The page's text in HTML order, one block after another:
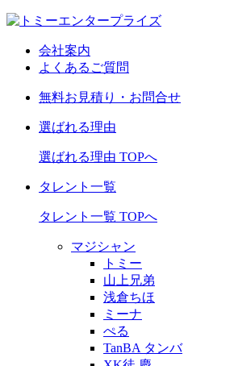
会社案内
よくあるご質問
無料お見積り・お問合せ
選ばれる理由
選ばれる理由 TOPへ
タレント一覧
タレント一覧 TOPへ
マジシャン
トミー
山上兄弟
浅倉ちほ
ミーナ
ぺる
TanBA タンバ